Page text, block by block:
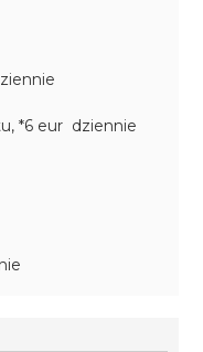
*6 eur dziennie